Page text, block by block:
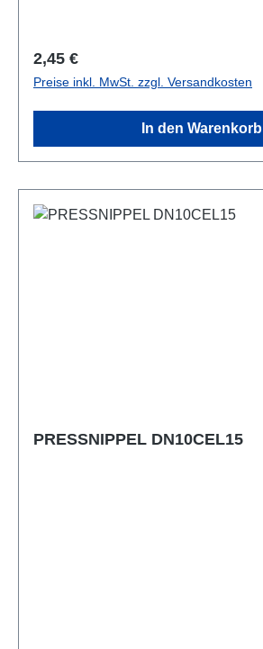
Regulärer Preis:
2,45 €
Preise inkl. MwSt. zzgl. Versandkosten
In den Warenkorb
PRESSNIPPEL DN10CEL15